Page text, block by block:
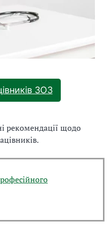
ЗОЗ
рекомендації щодо